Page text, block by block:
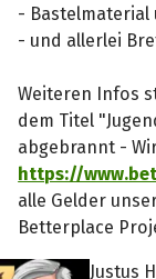
-
- und allerlei
Weiteren Infos
dem Titel
abgebrannt -
https://
alle Gelder
Betterplace
Justus